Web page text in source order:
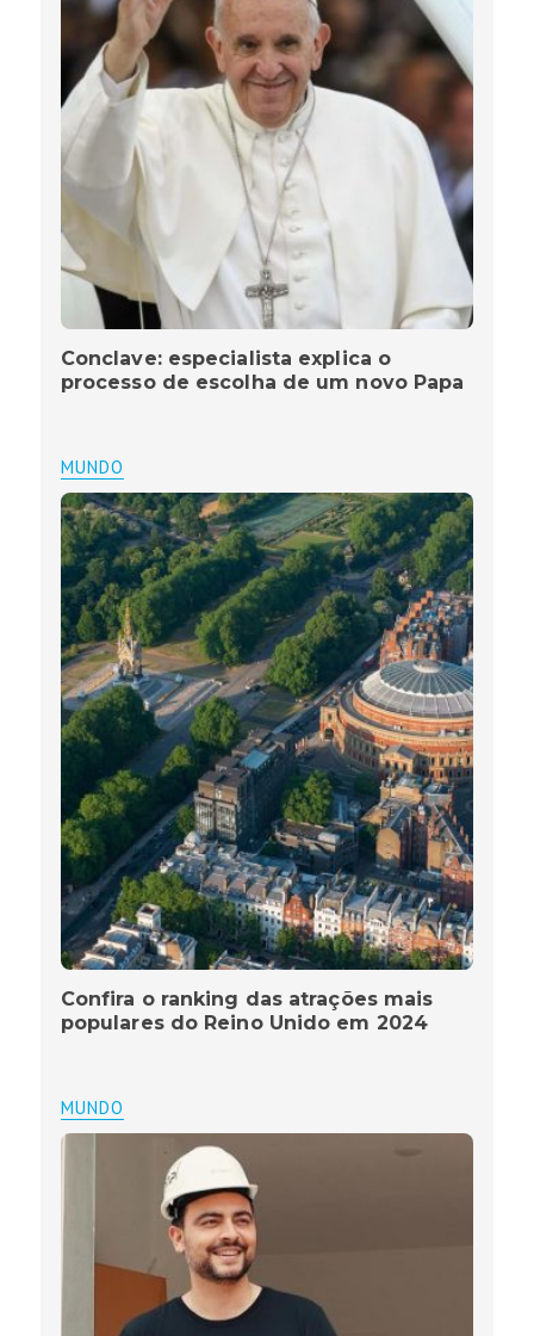
Conclave: especialista explica o
processo de escolha de um novo Papa
MUNDO
Confira o ranking das atrações mais
populares do Reino Unido em 2024
MUNDO